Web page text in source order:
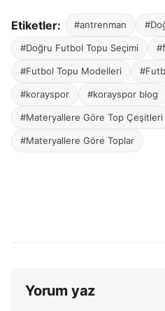
Etiketler: #antrenman
#Doğru Futbol Topu Seçimi
#Futbol Topu Modelleri
#korayspor #korayspor blog
#Materyallere Göre Top Çeşitleri
#Materyallere Göre Toplar
Yorum yaz